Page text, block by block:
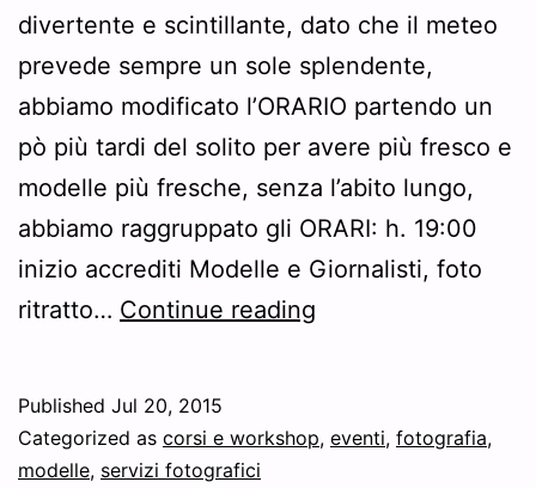
divertente e scintillante, dato che il meteo
prevede sempre un sole splendente,
abbiamo modificato l’ORARIO partendo un
pò più tardi del solito per avere più fresco e
modelle più fresche, senza l’abito lungo,
abbiamo raggruppato gli ORARI: h. 19:00
inizio accrediti Modelle e Giornalisti, foto
ritratto… Continue reading
Romantic
Published Jul 20, 2015
Categorized as corsi e workshop, eventi, fotografia,
modelle, servizi fotografici